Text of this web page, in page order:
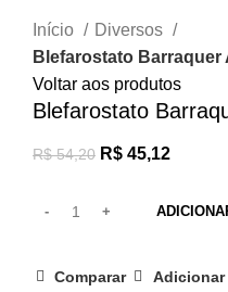
Início
Diversos
Blefarostato Barraquer
Voltar aos produtos
Blefarostato
R$54,20 R$ 45,12
Comparar Adicionar